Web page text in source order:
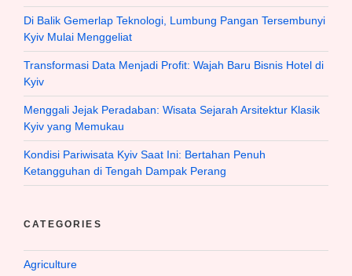
Di Balik Gemerlap Teknologi, Lumbung Pangan Tersembunyi
Kyiv Mulai Menggeliat
Transformasi Data Menjadi Profit: Wajah Baru Bisnis Hotel di
Kyiv
Menggali Jejak Peradaban: Wisata Sejarah Arsitektur Klasik
Kyiv yang Memukau
Kondisi Pariwisata Kyiv Saat Ini: Bertahan Penuh
Ketangguhan di Tengah Dampak Perang
CATEGORIES
Agriculture